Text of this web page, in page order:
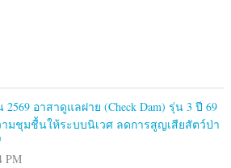
อาสาดูแลฝาย (Check Dam) รุ่น 3 ปี 69
ชุมชื้นให้ระบบนิเวศ ลดการสูญเสียสัตว์ป่า
PM